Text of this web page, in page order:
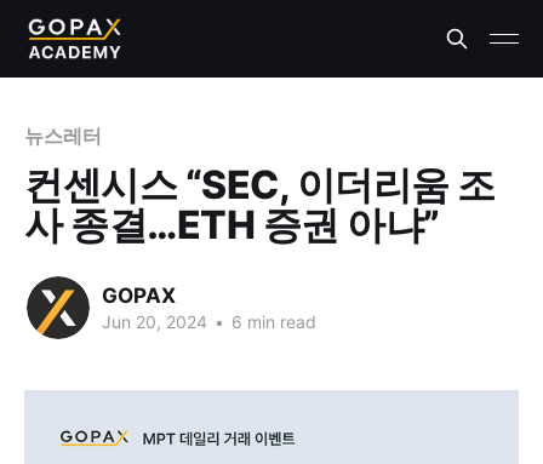
뉴스레터
컨센시스 “SEC, 이더리움 조
사 종결…ETH 증권 아냐”
GOPAX
Jun 20, 2024 • 6 min read